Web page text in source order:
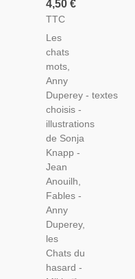
Mots,
Duperey
2003 -
Romans
Animaliers,
Chats,
4,50 €
TTC
Les
chats
mots,
Anny
Duperey - textes
choisis -
illustrations
de Sonja
Knapp -
Jean
Anouilh,
Fables -
Anny
Duperey,
les
Chats du
hasard -